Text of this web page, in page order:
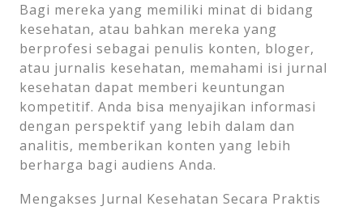
Bagi mereka yang memiliki minat di bidang
kesehatan, atau bahkan mereka yang
berprofesi sebagai penulis konten, bloger,
atau jurnalis kesehatan, memahami isi jurnal
kesehatan dapat memberi keuntungan
kompetitif. Anda bisa menyajikan informasi
dengan perspektif yang lebih dalam dan
analitis, memberikan konten yang lebih
berharga bagi audiens Anda.
Mengakses Jurnal Kesehatan Secara Praktis